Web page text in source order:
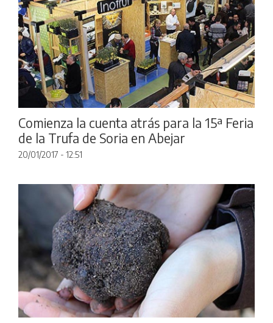
Comienza la cuenta atrás para la 15ª Feria
de la Trufa de Soria en Abejar
20/01/2017 - 12:51